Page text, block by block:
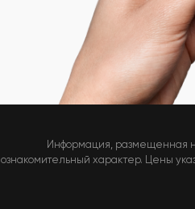
Информация, размещенная
ознакомительный характер. Цены